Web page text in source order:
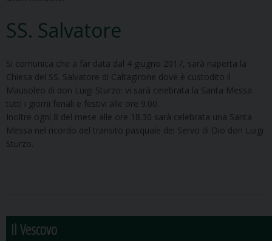
SS. Salvatore
Si comunica che a far data dal 4 giugno 2017, sarà riaperta la
Chiesa del SS. Salvatore di Caltagirone dove è custodito il
Mausoleo di don Luigi Sturzo: vi sarà celebrata la Santa Messa
tutti i giorni feriali e festivi alle ore 9.00.
Inoltre ogni 8 del mese alle ore 18.30 sarà celebrata una Santa
Messa nel ricordo del transito pasquale del Servo di Dio don Luigi
Sturzo.
Il Vescovo